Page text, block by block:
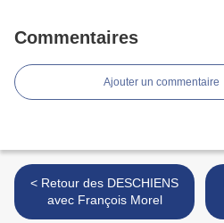
Commentaires
Ajouter un commentaire
< Retour des DESCHIENS
avec François Morel